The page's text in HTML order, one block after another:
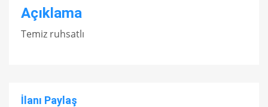
Açıklama
Temiz ruhsatlı
İlanı Paylaş